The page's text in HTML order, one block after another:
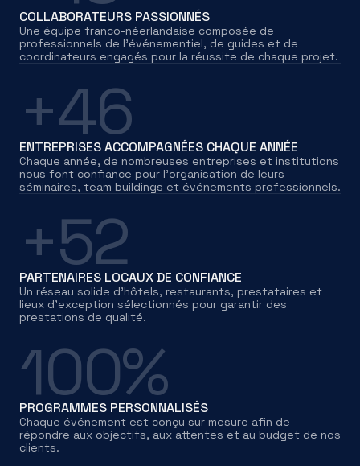
COLLABORATEURS PASSIONNÉS
Une équipe franco-néerlandaise composée de
professionnels de l’événementiel, de guides et de
coordinateurs engagés pour la réussite de chaque projet.
+46
ENTREPRISES ACCOMPAGNÉES CHAQUE ANNÉE
Chaque année, de nombreuses entreprises et institutions
nous font confiance pour l’organisation de leurs
séminaires, team buildings et événements professionnels.
+52
PARTENAIRES LOCAUX DE CONFIANCE
Un réseau solide d’hôtels, restaurants, prestataires et
lieux d’exception sélectionnés pour garantir des
prestations de qualité.
100%
PROGRAMMES PERSONNALISÉS
Chaque événement est conçu sur mesure afin de
répondre aux objectifs, aux attentes et au budget de nos
clients.